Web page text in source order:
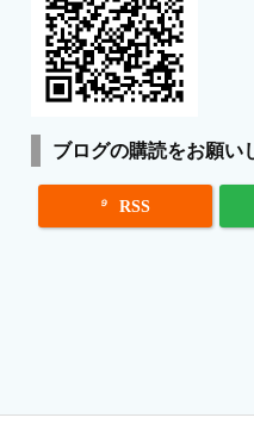
ブログの購読をお願い
 RSS